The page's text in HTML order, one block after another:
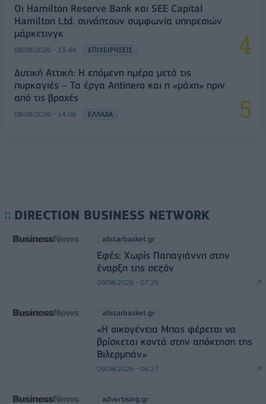
Οι Hamilton Reserve Bank και SEE Capital
Hamilton Ltd. συνάπτουν συμφωνία υπηρεσιών
μάρκετινγκ
08/08/2026 - 13:44 ΕΠΙΧΕΙΡΗΣΕΙΣ
Δυτική Αττική: Η επόμενη ημέρα μετά τις
πυρκαγιές – Τα έργα Antinero και η «μάχη» πριν
από τις βροχές
08/08/2026 - 14:08 ΕΛΛΑΔΑ
DIRECTION BUSINESS NETWORK
allstarbasket.gr
Εφές: Χωρίς Παπαγιάννη στην
έναρξη της σεζόν
09/08/2026 - 07:25
allstarbasket.gr
«Η οικογένεια Μπας φέρεται να
βρίσκεται κοντά στην απόκτηση της
Βιλερμπάν»
09/08/2026 - 06:27
advertising.gr